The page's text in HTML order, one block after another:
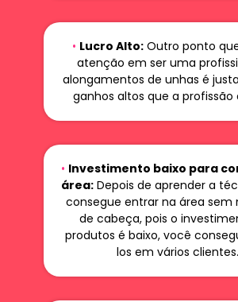
• Lucro Alto:Outro ponto
atenção em ser uma
alongamentos de unhas é
ganhos altos que a profissão
• Investimento baixo para
área:Depois de aprender a
consegue entrar na área sem
de cabeça, pois o
produtos é baixo, você
los em vários clientes.